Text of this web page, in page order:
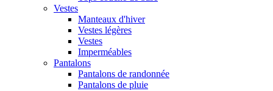
Vestes
Manteaux d'hiver
Vestes légères
Vestes
Imperméables
Pantalons
Pantalons de randonnée
Pantalons de pluie